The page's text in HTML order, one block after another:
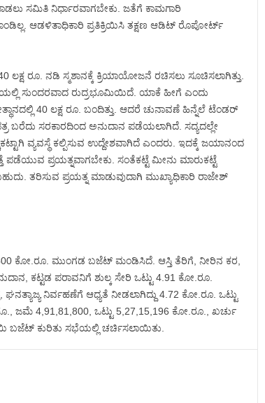
ಸಮಿತಿ ನಿರ್ಧಾರವಾಗಬೇಕು. ಜತೆಗೆ ಕಾಮಗಾರಿ
ಆಡಳಿತಾಧಿಕಾರಿ ಪ್ರತಿಕ್ರಿಯಿಸಿ ತಕ್ಷಣ ಆಡಿಟ್ ರೊಪೋರ್ಟ್
ಲಕ್ಷ ರೂ. ನಡಿ ಸ್ಮಶಾನಕ್ಕೆ ಕ್ರಿಯಾಯೋಜನೆ ರಚಿಸಲು ಸೂಚಿಸಲಾಗಿತ್ತು.
ಸುಂದರವಾದ ರುದ್ರಭೂಮಿಯಿದೆ. ಯಾಕೆ ಹೀಗೆ ಎಂದು
40 ಲಕ್ಷ ರೂ. ಬಂದಿತ್ತು. ಆದರೆ ಚುನಾವಣೆ ಹಿನ್ನೆಲೆ ಟೆಂಡರ್
ಬರೆದು ಸರಕಾರದಿಂದ ಅನುದಾನ ಪಡೆಯಲಾಗಿದೆ. ಸದ್ಯದಲ್ಲೇ
ವ್ಯವಸ್ಥೆ ಕಲ್ಪಿಸುವ ಉದ್ದೇಶವಾಗಿದೆ ಎಂದರು. ಇದಕ್ಕೆ ಜಯಾನಂದ
ಪ್ರಯತ್ನವಾಗಬೇಕು. ಸಂತೆಕಟ್ಟೆ ಮೀನು ಮಾರುಕಟ್ಟೆ
ತರಿಸುವ ಪ್ರಯತ್ನ ಮಾಡುವುದಾಗಿ ಮುಖ್ಯಾಧಿಕಾರಿ ರಾಜೇಶ್
ಕೋ.ರೂ. ಮುಂಗಡ ಬಜೆಟ್ ಮಂಡಿಸಿದೆ. ಆಸ್ತಿ ತೆರಿಗೆ, ನೀರಿನ ಕರ,
ಕಟ್ಟಡ ಪರಾವನಿಗೆ ಶುಲ್ಕ ಸೇರಿ ಒಟ್ಟು 4.91 ಕೋ.ರೂ.
ನಿರ್ವಹಣೆಗೆ ಆಧ್ಯತೆ ನೀಡಲಾಗಿದ್ದು 4.72 ಕೋ.ರೂ. ಒಟ್ಟು
ಜಮೆ 4,91,81,800, ಒಟ್ಟು 5,27,15,196 ಕೋ.ರೂ., ಖರ್ಚು
ಬಜೆಟ್ ಕುರಿತು ಸಭೆಯಲ್ಲಿ ಚರ್ಚಿಸಲಾಯಿತು.